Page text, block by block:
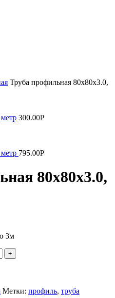
Труба профильная 80х80х3.0,
300.00Р
795.00Р
80х80х3.0,
3м
Метки: профиль, труба